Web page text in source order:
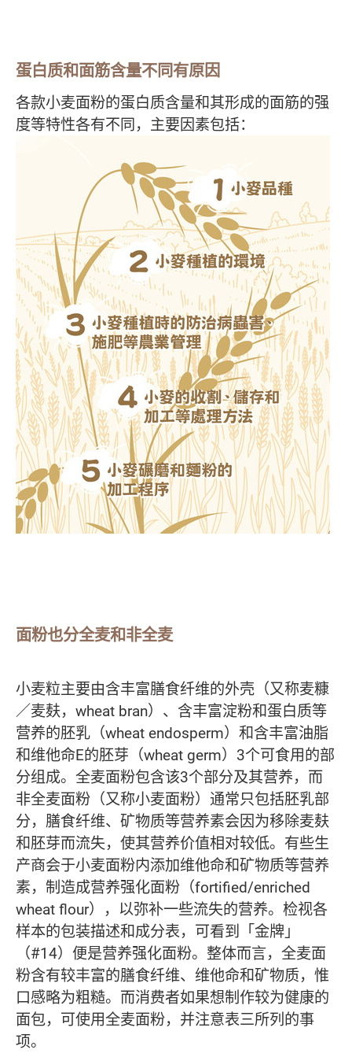
蛋白质和面筋含量不同有原因
各款小麦面粉的蛋白质含量和其形成的面筋的强
度等特性各有不同，主要因素包括：
面粉也分全麦和非全麦
小麦粒主要由含丰富膳食纤维的外壳（又称麦糠
／麦麸，wheat bran）、含丰富淀粉和蛋白质等
营养的胚乳（wheat endosperm）和含丰富油脂
和维他命E的胚芽（wheat germ）3个可食用的部
分组成。全麦面粉包含该3个部分及其营养，而
非全麦面粉（又称小麦面粉）通常只包括胚乳部
分，膳食纤维、矿物质等营养素会因为移除麦麸
和胚芽而流失，使其营养价值相对较低。有些生
产商会于小麦面粉内添加维他命和矿物质等营养
素，制造成营养强化面粉（fortified/enriched
wheat flour），以弥补一些流失的营养。检视各
样本的包装描述和成分表，可看到「金牌」
（#14）便是营养强化面粉。整体而言，全麦面
粉含有较丰富的膳食纤维、维他命和矿物质，惟
口感略为粗糙。而消费者如果想制作较为健康的
面包，可使用全麦面粉，并注意表三所列的事
项。